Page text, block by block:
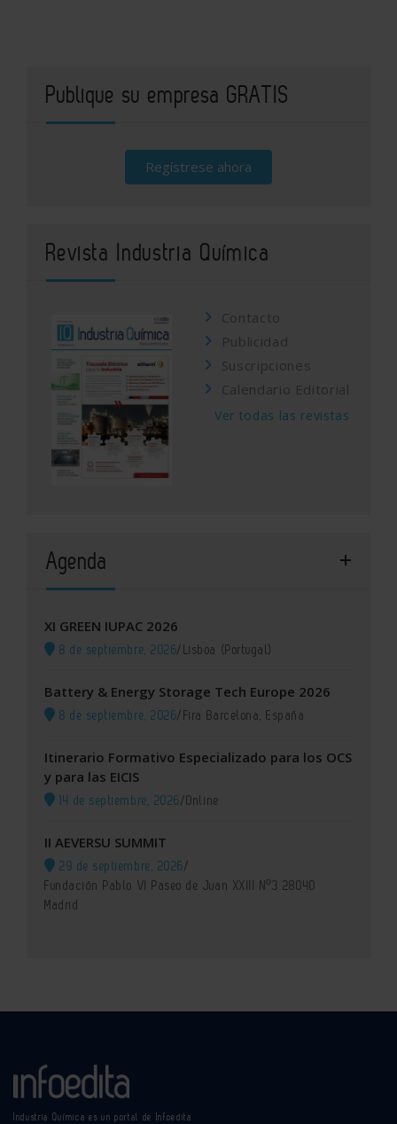
Publique su empresa GRATIS
Regístrese ahora
Revista Industria Química
Contacto
Publicidad
Suscripciones
Calendario Editorial
Ver todas las revistas
Agenda
XI GREEN IUPAC 2026
8 de septiembre, 2026/Lisboa (Portugal)
Battery & Energy Storage Tech Europe 2026
8 de septiembre, 2026/Fira Barcelona, España
Itinerario Formativo Especializado para los OCS
y para las EICIS
14 de septiembre, 2026/Online
II AEVERSU SUMMIT
29 de septiembre, 2026/
Fundación Pablo VI Paseo de Juan XXIII Nº3 28040
Madrid
Industria Química es un portal de Infoedita